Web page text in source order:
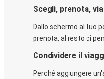
Scegli, prenota,
Dallo schermo al tuo
prenota, al resto ci
Condividere il
Perché aggiungere